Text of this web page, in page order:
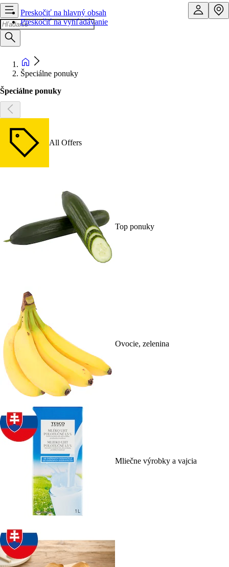
Preskočiť na hlavný obsah
Preskočiť na vyhľadávanie
Špeciálne ponuky
Špeciálne ponuky
All Offers
Top ponuky
Ovocie, zelenina
Mliečne výrobky a vajcia